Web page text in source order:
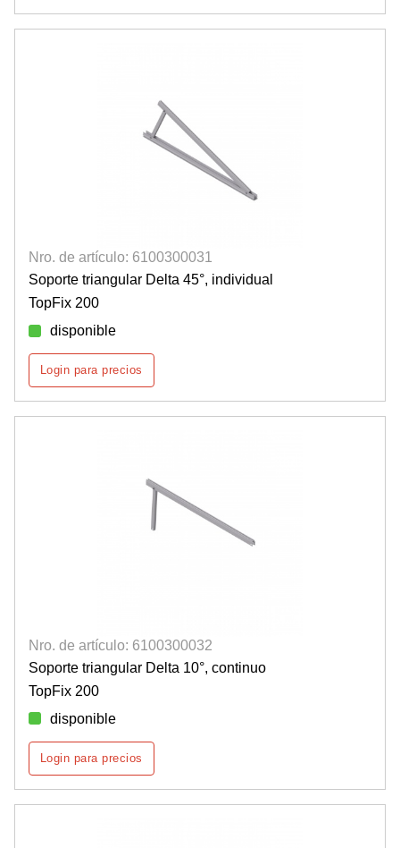
Nro. de artículo: 6100300031
Soporte triangular Delta 45°, individual
TopFix 200
disponible
Login para precios
Nro. de artículo: 6100300032
Soporte triangular Delta 10°, continuo
TopFix 200
disponible
Login para precios